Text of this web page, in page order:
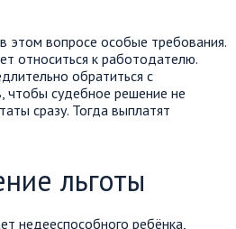
этом вопросе особые требования.
относиться к работодателю.
обратиться с
чтобы судебное решение не
сразу. Тогда выплатят
льготы
недееспособного ребёнка,